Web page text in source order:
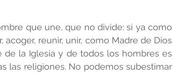
que une, que no divide: si ya como
reunir, unir, como Madre de Dios
la Iglesia y de todos los hombres es
las religiones. No podemos subestimar